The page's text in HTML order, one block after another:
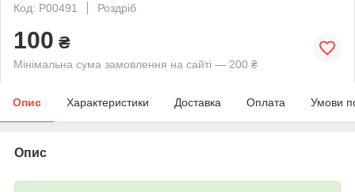
Код: P00491
Роздріб
100 ₴
Мінімальна сума замовлення на сайті — 200 ₴
Опис Характеристики Доставка Оплата Умови
Опис